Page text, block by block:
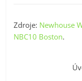
Zdroje: Newhouse
NBC10 Boston.